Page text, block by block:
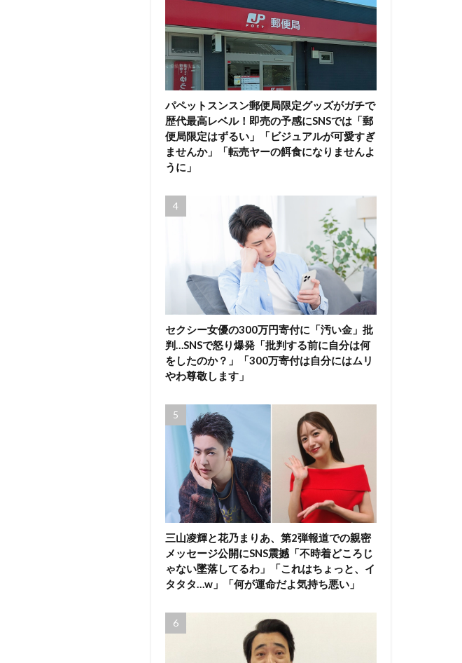
パペットスンスン郵便局限定グッズがガチで
歴代最高レベル！即売の予感にSNSでは「郵
便局限定はずるい」「ビジュアルが可愛すぎ
ませんか」「転売ヤーの餌食になりませんよ
うに」
セクシー女優の300万円寄付に「汚い金」批
判…SNSで怒り爆発「批判する前に自分は何
をしたのか？」「300万寄付は自分にはムリ
やわ尊敬します」
三山凌輝と花乃まりあ、第2弾報道での親密
メッセージ公開にSNS震撼「不時着どころじ
ゃない墜落してるわ」「これはちょっと、イ
タタタ…w」「何が運命だよ気持ち悪い」